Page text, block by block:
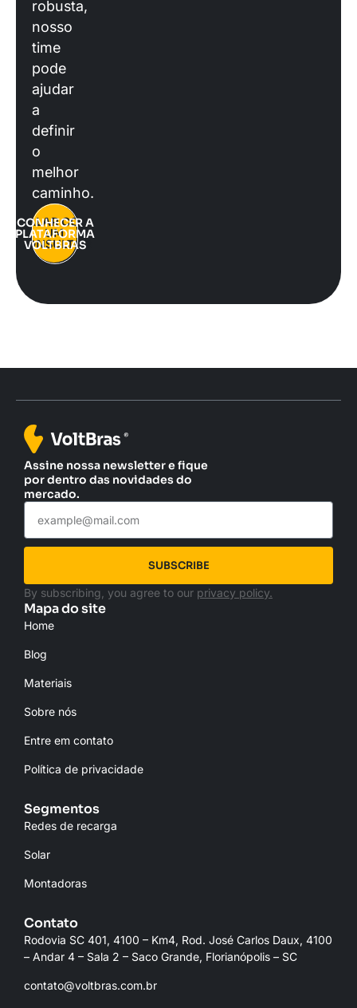
robusta,
nosso
time
pode
ajudar
a
definir
o
melhor
caminho.
FALAR COM
UM
CONSULTOR
CONHECER A
PLATAFORMA
VOLTBRAS
Assine nossa newsletter e fique
por dentro das novidades do
mercado.
SUBSCRIBE
By subscribing, you agree to our privacy policy.
Mapa do site
Home
Blog
Materiais
Sobre nós
Entre em contato
Política de privacidade
Segmentos
Redes de recarga
Solar
Montadoras
Contato
Rodovia SC 401, 4100 – Km4, Rod. José Carlos Daux, 4100
– Andar 4 – Sala 2 – Saco Grande, Florianópolis – SC
contato@voltbras.com.br